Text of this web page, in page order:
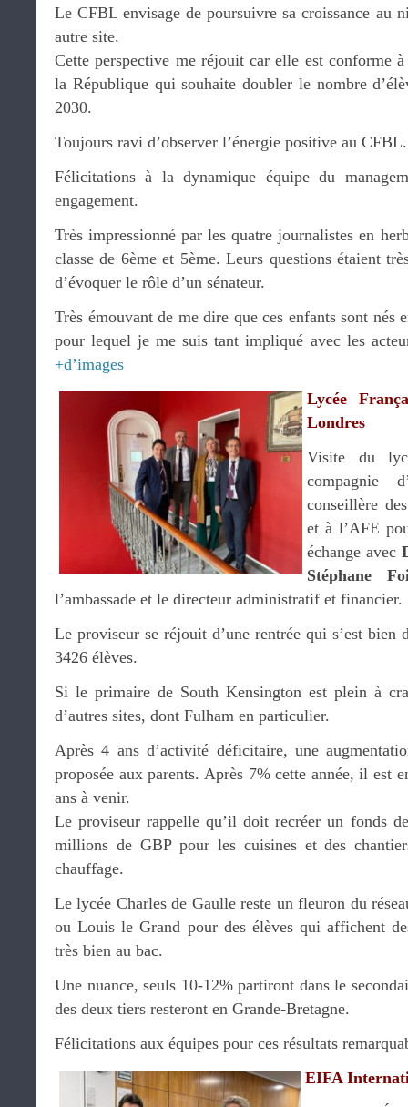
Le CFBL envisage de poursuivre sa croissance au
autre site.
Cette perspective me réjouit car elle est conforme
la République qui souhaite doubler le nombre
2030.
Toujours ravi d’observer l’énergie positive au CFBL.
Félicitations à la dynamique équipe du
engagement.
Très impressionné par les quatre journalistes en
classe de 6ème et 5ème. Leurs questions étaient
d’évoquer le rôle d’un sénateur.
Très émouvant de me dire que ces enfants sont nés
pour lequel je me suis tant impliqué avec les
+d’images
Lycée
Londres
Visite du
compagnie
conseillère
et à l’AFE
échange avec
Stéphane
l’ambassade et le directeur administratif et financier.
Le proviseur se réjouit d’une rentrée qui s’est bien
3426 élèves.
Si le primaire de South Kensington est plein à
d’autres sites, dont Fulham en particulier.
Après 4 ans d’activité déficitaire, une
proposée aux parents. Après 7% cette année, il est
ans à venir.
Le proviseur rappelle qu’il doit recréer un fonds
millions de GBP pour les cuisines et des
chauffage.
Le lycée Charles de Gaulle reste un fleuron du
ou Louis le Grand pour des élèves qui affichent
très bien au bac.
Une nuance, seuls 10-12% partiront dans le
des deux tiers resteront en Grande-Bretagne.
Félicitations aux équipes pour ces résultats
EIFA